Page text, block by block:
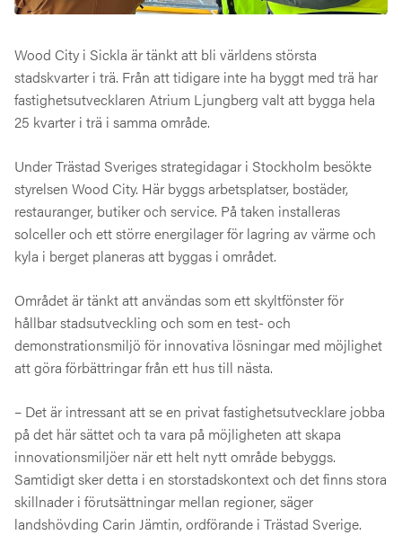
Wood City i Sickla är tänkt att bli världens största
stadskvarter i trä. Från att tidigare inte ha byggt med trä har
fastighetsutvecklaren Atrium Ljungberg valt att bygga hela
25 kvarter i trä i samma område.
Under Trästad Sveriges strategidagar i Stockholm besökte
styrelsen Wood City. Här byggs arbetsplatser, bostäder,
restauranger, butiker och service. På taken installeras
solceller och ett större energilager för lagring av värme och
kyla i berget planeras att byggas i området.
Området är tänkt att användas som ett skyltfönster för
hållbar stadsutveckling och som en test- och
demonstrationsmiljö för innovativa lösningar med möjlighet
att göra förbättringar från ett hus till nästa.
– Det är intressant att se en privat fastighetsutvecklare jobba
på det här sättet och ta vara på möjligheten att skapa
innovationsmiljöer när ett helt nytt område bebyggs.
Samtidigt sker detta i en storstadskontext och det finns stora
skillnader i förutsättningar mellan regioner, säger
landshövding Carin Jämtin, ordförande i Trästad Sverige.